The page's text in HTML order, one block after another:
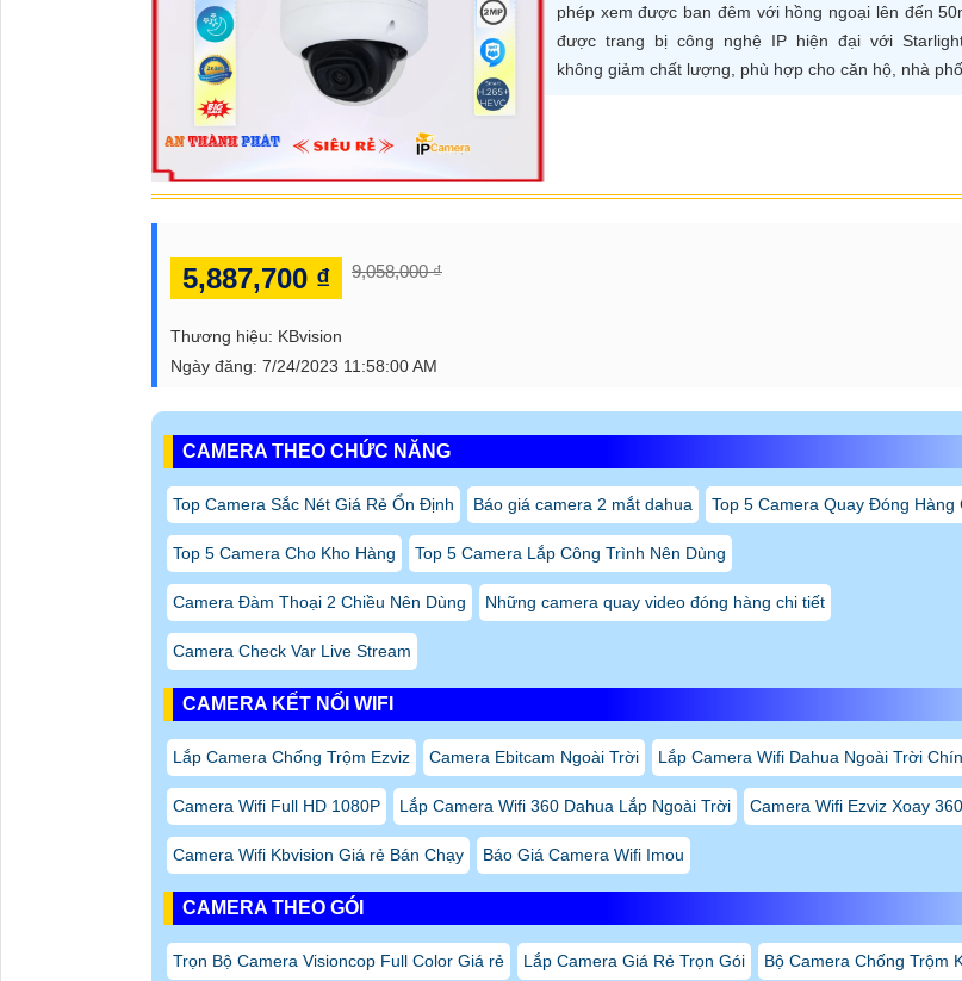
phép xem được ban đêm với hồng ngoại lên đến
được trang bị công nghệ IP hiện đại với Starlight
không giảm chất lượng, phù hợp cho căn hộ, nhà phố
5,887,700 ₫ 9,058,000 ₫
Thương hiệu: KBvision
Ngày đăng: 7/24/2023 11:58:00 AM
CAMERA THEO CHỨC NĂNG
Top Camera Sắc Nét Giá Rẻ Ổn Định Báo giá camera 2 mắt dahua Top 5 Camera Quay Đóng Hàng
Top 5 Camera Cho Kho Hàng Top 5 Camera Lắp Công Trình Nên Dùng
Camera Đàm Thoại 2 Chiều Nên Dùng Những camera quay video đóng hàng chi tiết
Camera Check Var Live Stream
CAMERA KẾT NỐI WIFI
Lắp Camera Chống Trộm Ezviz Camera Ebitcam Ngoài Trời Lắp Camera Wifi Dahua Ngoài Trời
Camera Wifi Full HD 1080P Lắp Camera Wifi 360 Dahua Lắp Ngoài Trời Camera Wifi Ezviz Xoay
Camera Wifi Kbvision Giá rẻ Bán Chạy Báo Giá Camera Wifi Imou
CAMERA THEO GÓI
Trọn Bộ Camera Visioncop Full Color Giá rẻ Lắp Camera Giá Rẻ Trọn Gói Bộ Camera Chống Trộm